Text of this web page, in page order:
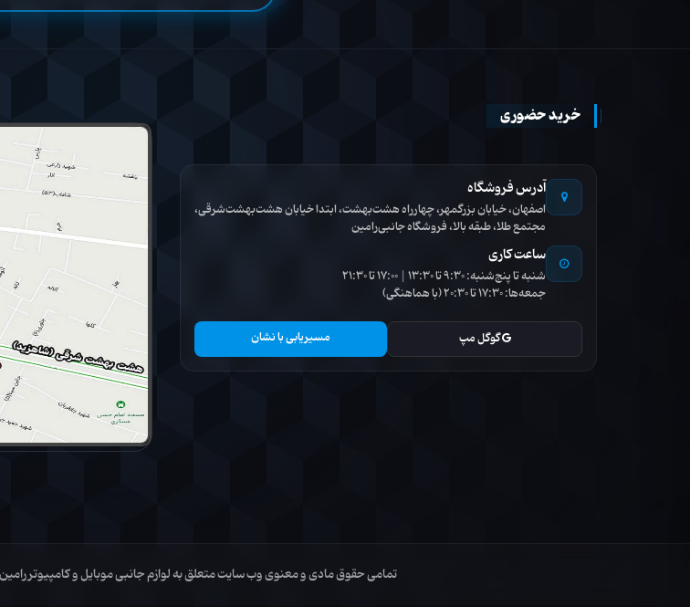
خرید حضوری
آدرس فروشگاه
اصفهان، خیابان بزرگمهر، چهارراه هشت‌بهشت، ابتدا خیابان هشت‌بهشت‌شرقی،
مجتمع طلا، طبقه بالا، فروشگاه جانبی‌رامین
ساعت کاری
شنبه تا پنج‌شنبه: 9:30 تا 13:30 | 17:00 تا 21:30
جمعه‌ها: 17:30 تا 20:30 (با هماهنگی)
گوگل مپ مسیریابی با نشان
تمامی حقوق مادی و معنوی وب سایت متعلق به لوازم جانبی موبایل و کامپیوتر